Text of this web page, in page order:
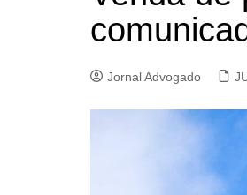
Jornal Advogado